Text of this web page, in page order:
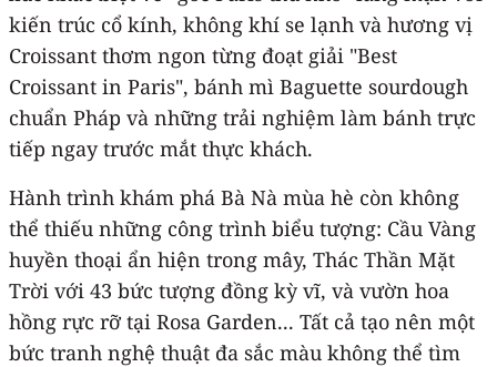
kiến trúc cổ kính, không khí se lạnh và hương vị
Croissant thơm ngon từng đoạt giải "Best
Croissant in Paris", bánh mì Baguette sourdough
chuẩn Pháp và những trải nghiệm làm bánh trực
tiếp ngay trước mắt thực khách.
Hành trình khám phá Bà Nà mùa hè còn không
thể thiếu những công trình biểu tượng: Cầu Vàng
huyền thoại ẩn hiện trong mây, Thác Thần Mặt
Trời với 43 bức tượng đồng kỳ vĩ, và vườn hoa
hồng rực rỡ tại Rosa Garden... Tất cả tạo nên một
bức tranh nghệ thuật đa sắc màu không thể tìm